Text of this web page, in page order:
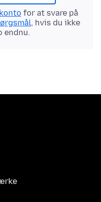
for at svare på
, hvis du ikke
endnu.